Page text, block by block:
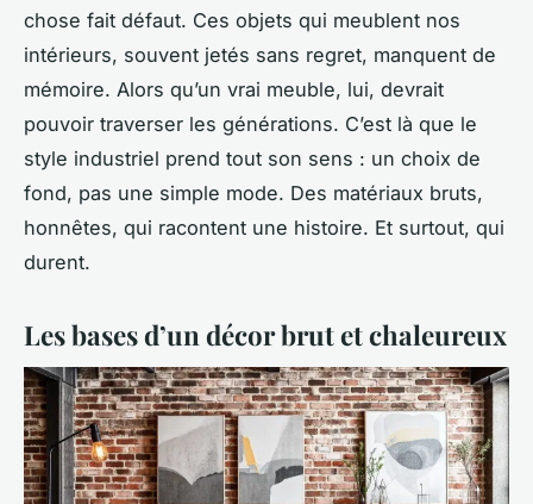
chose fait défaut. Ces objets qui meublent nos
intérieurs, souvent jetés sans regret, manquent de
mémoire. Alors qu’un vrai meuble, lui, devrait
pouvoir traverser les générations. C’est là que le
style industriel prend tout son sens : un choix de
fond, pas une simple mode. Des matériaux bruts,
honnêtes, qui racontent une histoire. Et surtout, qui
durent.
Les bases d’un décor brut et chaleureux